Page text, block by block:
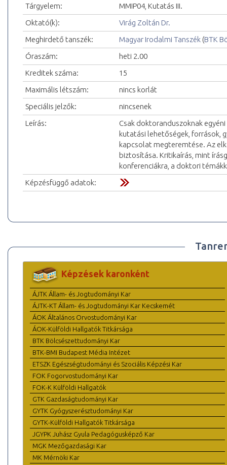
Tárgyelem:
MMIP04, Kutatás III.
Oktató(k):
Virág Zoltán Dr.
Meghirdető tanszék:
Magyar Irodalmi Tanszék (BTK
Óraszám:
heti 2.00
Kreditek száma:
15
Maximális létszám:
nincs korlát
Speciális jelzők:
nincsenek
Leírás:
Csak doktoranduszoknak
kutatási lehetőségek, források,
kapcsolat megteremtése. Az
biztosítása. Kritikaírás, mint
konferenciákra, a doktori
Képzésfüggő adatok:
Képzések karonként
ÁJTK Állam- és Jogtudományi Kar
ÁJTK-KT Állam- és Jogtudományi Kar Kecskemét
ÁOK Általános Orvostudományi Kar
ÁOK-Külföldi Hallgatók Titkársága
BTK Bölcsészettudományi Kar
BTK-BMI Budapest Média Intézet
ETSZK Egészségtudományi és Szociális Képzési Kar
FOK Fogorvostudományi Kar
FOK-K Külföldi Hallgatók
GTK Gazdaságtudományi Kar
GYTK Gyógyszerésztudományi Kar
GYTK-Külföldi Hallgatók Titkársága
JGYPK Juhász Gyula Pedagógusképző Kar
MGK Mezőgazdasági Kar
MK Mérnöki Kar